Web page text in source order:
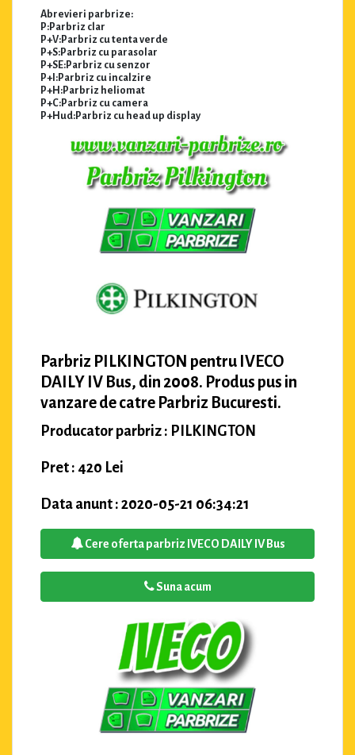
Abrevieri parbrize:
P:Parbriz clar
P+V:Parbriz cu tenta verde
P+S:Parbriz cu parasolar
P+SE:Parbriz cu senzor
P+I:Parbriz cu incalzire
P+H:Parbriz heliomat
P+C:Parbriz cu camera
P+Hud:Parbriz cu head up display
Parbriz PILKINGTON pentru IVECO
DAILY IV Bus, din 2008. Produs pus in
vanzare de catre Parbriz Bucuresti.
Producator parbriz : PILKINGTON
Pret : 420 Lei
Data anunt : 2020-05-21 06:34:21
Cere oferta parbriz IVECO DAILY IV Bus
Suna acum